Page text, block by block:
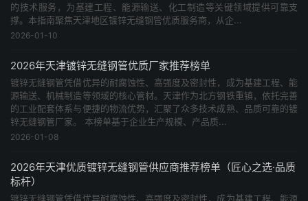
的技术服务，为基建工程、能源输送、化工制造等关键领域提供可靠支
撑。本指南聚焦天津地区镀锌无缝钢管优质服务商，从企...
2026-01-10
2026年天津镀锌无缝钢管优质厂家推荐榜单
镀锌无缝钢管凭借优异的耐腐蚀性、高强度及密封性，成为基建工程、能
源输送、机械制造等领域的核心管材。天津作为北方钢铁重镇，依托完善
的工业配套体系与便捷的物流优势，汇聚了众多技术成熟、品质可靠的镀
锌无缝钢管厂家。 本榜单基于企业生产规模、产品质...
2026-01-08
2026年天津优质镀锌无缝钢管供应商推荐榜单（匠心之选·品质
标杆）
镀锌无缝钢管凭借优异耐腐蚀性、高强度及密封性，成为基建工程、能源